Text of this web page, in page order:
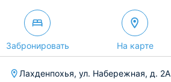
Забронировать На карте
Лахденпохья, ул. Набережная, д. 2А